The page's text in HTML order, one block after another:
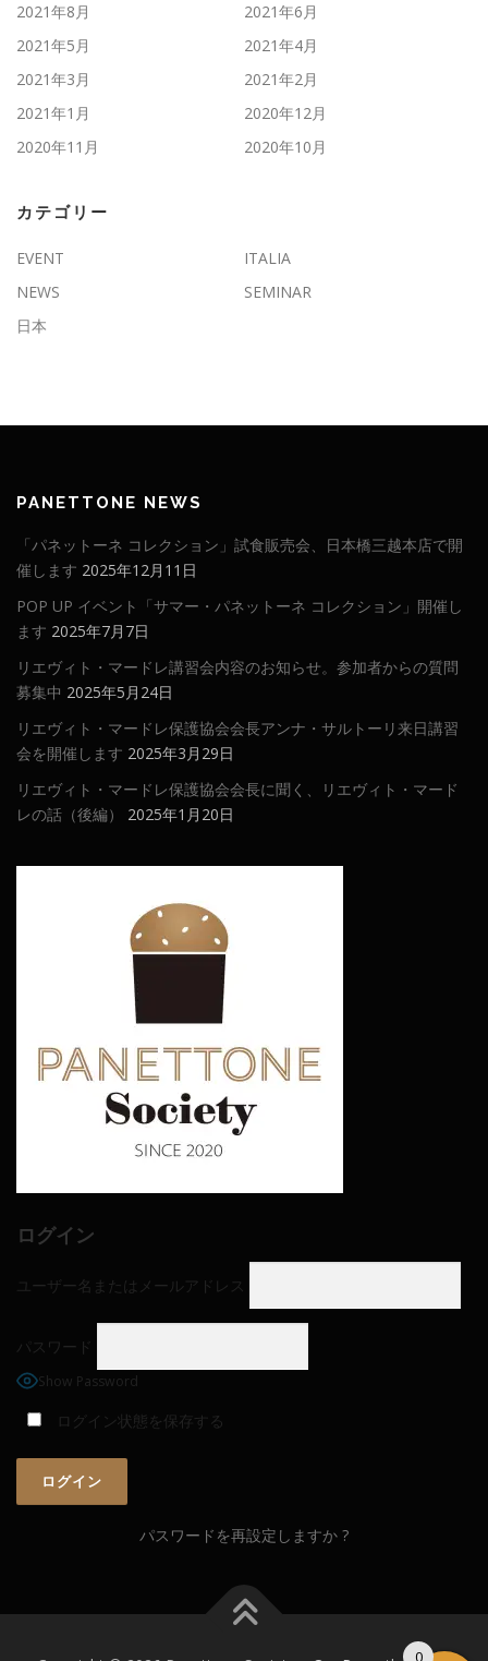
2021年8月
2021年6月
2021年5月
2021年4月
2021年3月
2021年2月
2021年1月
2020年12月
2020年11月
2020年10月
カテゴリー
EVENT
ITALIA
NEWS
SEMINAR
日本
PANETTONE NEWS
「パネットーネ コレクション」試食販売会、日本橋三越本店で開
催します 2025年12月11日
POP UP イベント「サマー・パネットーネ コレクション」開催し
ます 2025年7月7日
リエヴィト・マードレ講習会内容のお知らせ。参加者からの質問
募集中 2025年5月24日
リエヴィト・マードレ保護協会会長アンナ・サルトーリ来日講習
会を開催します 2025年3月29日
リエヴィト・マードレ保護協会会長に聞く、リエヴィト・マード
レの話（後編）
2025年1月20日
ログイン
ユーザー名またはメールアドレス
パスワード
Show Password
ログイン状態を保存する
パスワードを再設定しますか ?
0